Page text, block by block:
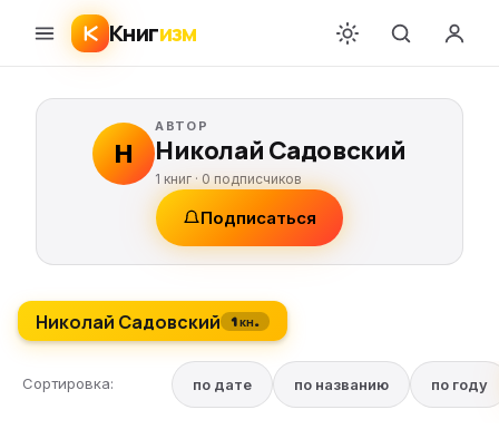
Книгизм
Н
АВТОР
Николай Садовский
1 книг · 0 подписчиков
Подписаться
Николай Садовский 1 кн.
Сортировка: по дате по названию по году